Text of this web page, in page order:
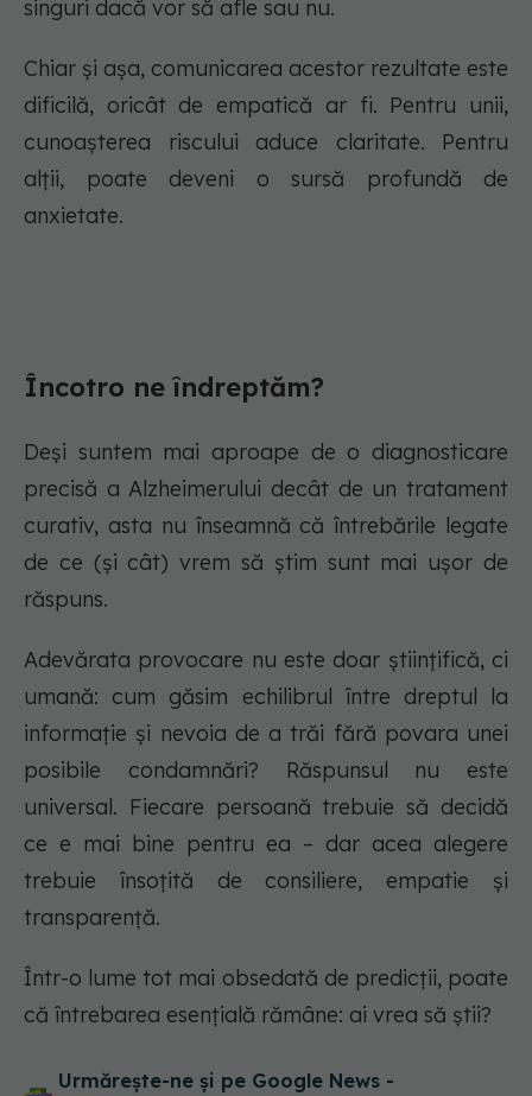
singuri dacă vor să afle sau nu.
Chiar și așa, comunicarea acestor rezultate este
dificilă, oricât de empatică ar fi. Pentru unii,
cunoașterea riscului aduce claritate. Pentru
alții, poate deveni o sursă profundă de
anxietate.
Încotro ne îndreptăm?
Deși suntem mai aproape de o diagnosticare
precisă a Alzheimerului decât de un tratament
curativ, asta nu înseamnă că întrebările legate
de ce (și cât) vrem să știm sunt mai ușor de
răspuns.
Adevărata provocare nu este doar științifică, ci
umană: cum găsim echilibrul între dreptul la
informație și nevoia de a trăi fără povara unei
posibile condamnări? Răspunsul nu este
universal. Fiecare persoană trebuie să decidă
ce e mai bine pentru ea – dar acea alegere
trebuie însoțită de consiliere, empatie și
transparență.
Într-o lume tot mai obsedată de predicții, poate
că întrebarea esențială rămâne: ai vrea să știi?
Urmărește-ne și pe Google News -